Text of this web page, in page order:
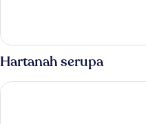
Bedroom
Executive
Loft
Hartanah serupa
Momentus Hotel Alexandra